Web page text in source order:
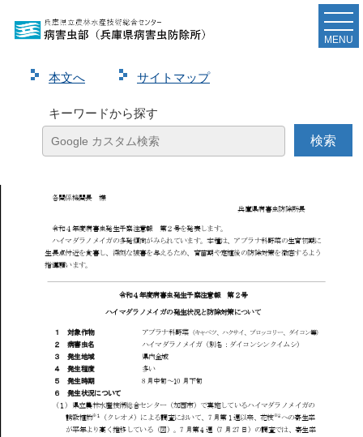
本⽂へ サイトマップ
キーワードから探す
MENU
令和４年度病害虫発生予察注意報第２号（ハイマダ
ラノメイガについて）を発表しました
ページ ズーム